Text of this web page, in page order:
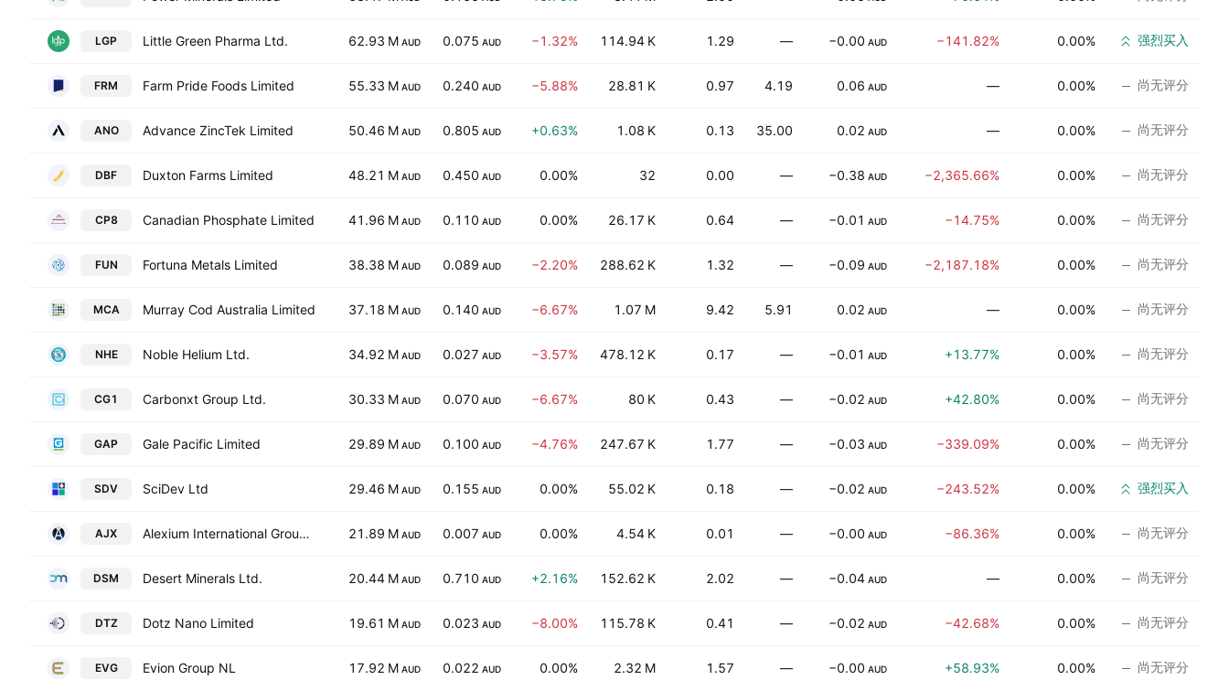
LGP Little Green Pharma Ltd. 62.93 M AUD 0.075 AUD −1.32% 114.94 K 1.29 — −0.00 AUD −141.82% 0.00% 强烈买入
FRM Farm Pride Foods Limited 55.33 M AUD 0.240 AUD −5.88% 28.81 K 0.97 4.19 0.06 AUD — 0.00% 尚无评分
ANO Advance ZincTek Limited 50.46 M AUD 0.805 AUD +0.63% 1.08 K 0.13 35.00 0.02 AUD — 0.00% 尚无评分
DBF Duxton Farms Limited 48.21 M AUD 0.450 AUD 0.00% 32 0.00 — −0.38 AUD −2,365.66% 0.00% 尚无评分
CP8 Canadian Phosphate Limited 41.96 M AUD 0.110 AUD 0.00% 26.17 K 0.64 — −0.01 AUD −14.75% 0.00% 尚无评分
FUN Fortuna Metals Limited 38.38 M AUD 0.089 AUD −2.20% 288.62 K 1.32 — −0.09 AUD −2,187.18% 0.00% 尚无评分
MCA Murray Cod Australia Limited 37.18 M AUD 0.140 AUD −6.67% 1.07 M 9.42 5.91 0.02 AUD — 0.00% 尚无评分
NHE Noble Helium Ltd. 34.92 M AUD 0.027 AUD −3.57% 478.12 K 0.17 — −0.01 AUD +13.77% 0.00% 尚无评分
CG1 Carbonxt Group Ltd. 30.33 M AUD 0.070 AUD −6.67% 80 K 0.43 — −0.02 AUD +42.80% 0.00% 尚无评分
GAP Gale Pacific Limited 29.89 M AUD 0.100 AUD −4.76% 247.67 K 1.77 — −0.03 AUD −339.09% 0.00% 尚无评分
SDV SciDev Ltd 29.46 M AUD 0.155 AUD 0.00% 55.02 K 0.18 — −0.02 AUD −243.52% 0.00% 强烈买入
AJX Alexium International Group Limited 21.89 M AUD 0.007 AUD 0.00% 4.54 K 0.01 — −0.00 AUD −86.36% 0.00% 尚无评分
DSM Desert Minerals Ltd. 20.44 M AUD 0.710 AUD +2.16% 152.62 K 2.02 — −0.04 AUD — 0.00% 尚无评分
DTZ Dotz Nano Limited 19.61 M AUD 0.023 AUD −8.00% 115.78 K 0.41 — −0.02 AUD −42.68% 0.00% 尚无评分
EVG Evion Group NL 17.92 M AUD 0.022 AUD 0.00% 2.32 M 1.57 — −0.00 AUD +58.93% 0.00% 尚无评分